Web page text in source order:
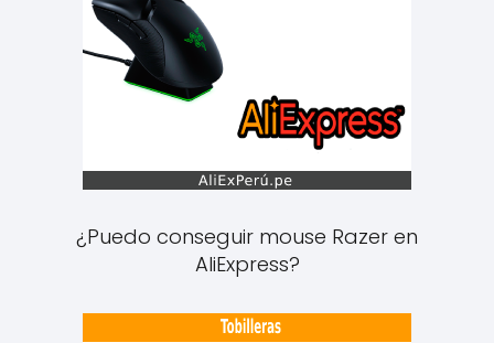
¿Puedo conseguir mouse Razer en
AliExpress?